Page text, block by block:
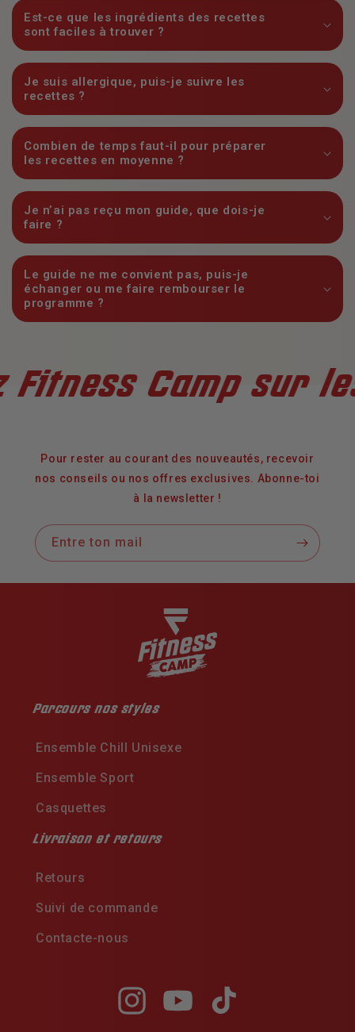
Est-ce que les ingrédients des recettes
sont faciles à trouver ?
Je suis allergique, puis-je suivre les
recettes ?
Combien de temps faut-il pour préparer
les recettes en moyenne ?
Je n’ai pas reçu mon guide, que dois-je
faire ?
Le guide ne me convient pas, puis-je
échanger ou me faire rembourser le
programme ?
Camp sur les
Pour rester au courant des nouveautés, recevoir
nos conseils ou nos offres exclusives. Abonne-toi
à la newsletter !
Entre ton mail
Parcours nos styles
Ensemble Chill Unisexe
Ensemble Sport
Casquettes
Livraison et retours
Retours
Suivi de commande
Contacte-nous
InstagramYouTubeTikTok